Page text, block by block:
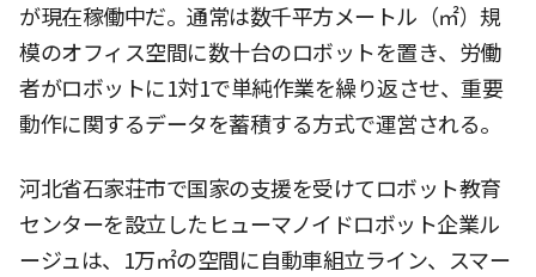
が現在稼働中だ。通常は数千平方メートル（㎡）規
模のオフィス空間に数十台のロボットを置き、労働
者がロボットに1対1で単純作業を繰り返させ、重要
動作に関するデータを蓄積する方式で運営される。
河北省石家荘市で国家の支援を受けてロボット教育
センターを設立したヒューマノイドロボット企業ル
ージュは、1万㎡の空間に自動車組立ライン、スマー